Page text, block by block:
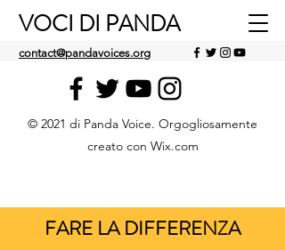
VOCI DI PANDA
contact@pandavoices.org
© 2021 di Panda Voice. Orgogliosamente
creato con Wix.com
FARE LA DIFFERENZA